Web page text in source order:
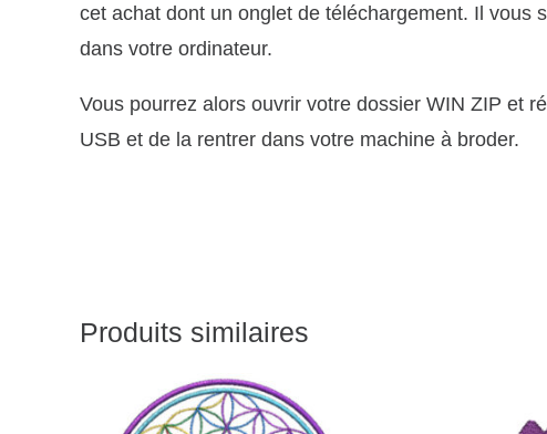
cet achat dont un onglet de téléchargement. Il vous
dans votre ordinateur.
Vous pourrez alors ouvrir votre dossier WIN ZIP et
USB et de la rentrer dans votre machine à broder.
Produits similaires